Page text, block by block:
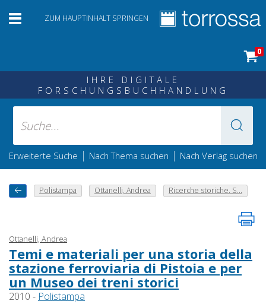
ZUM HAUPTINHALT SPRINGEN
0
IHRE DIGITALE
FORSCHUNGSBUCHHANDLUNG
Erweiterte Suche | Nach Thema suchen | Nach Verlag suchen
Polistampa Ottanelli, Andrea Ricerche storiche. S...
Ottanelli, Andrea
Temi e materiali per una storia della
stazione ferroviaria di Pistoia e per
un Museo dei treni storici
2010 - Polistampa